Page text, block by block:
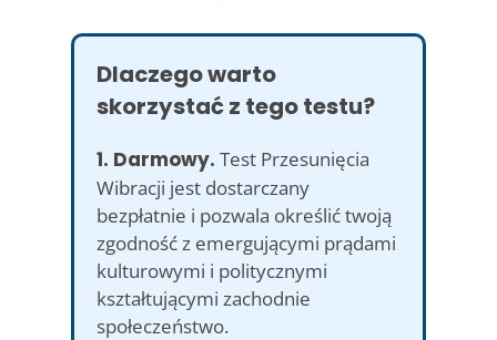
Dlaczego warto
skorzystać z tego testu?
1. Darmowy. Test Przesunięcia
Wibracji jest dostarczany
bezpłatnie i pozwala określić twoją
zgodność z emergującymi prądami
kulturowymi i politycznymi
kształtującymi zachodnie
społeczeństwo.